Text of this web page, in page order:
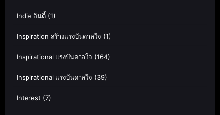
Indie อินดี้ (1)
Inspiration สร้างแรงบันดาลใจ (1)
Inspirational แรงบันดาลใจ (164)
Inspirational แรงบันดาลใจ (39)
Interest (7)